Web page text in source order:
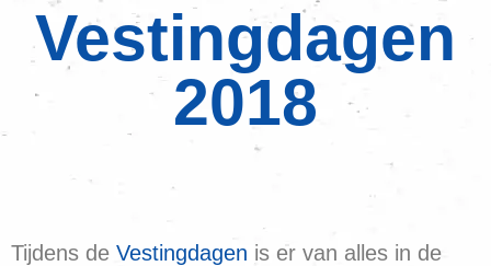
Vestingdagen
2018
Tijdens de Vestingdagen is er van alles in de